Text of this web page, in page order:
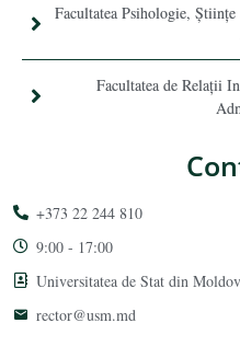
Facultatea Psihologie,
Facultatea de Relaţii
+373 22 244 810
9:00 - 17:00
Universitatea de Stat din
rector@usm.md